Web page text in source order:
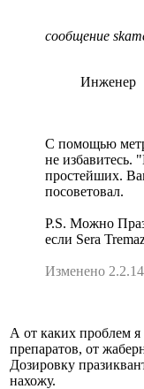
сообщение
Инженер
С помощью
не избавитесь.
простейших.
посоветовал.
P.S. Можно
если Sera
Изменено
А от каких проблем
препаратов, от
Дозировку
нахожу.